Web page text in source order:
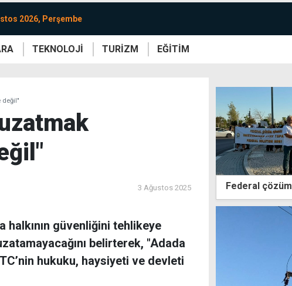
2026, Perşembe
TEKNOLOJİ TURİZM EĞİTİM
değil"
3 Ağustos 2025
halkının güvenliğini tehlikeye
belirterek, "Adada
hukuku, haysiyeti ve devleti
Federal çözüm